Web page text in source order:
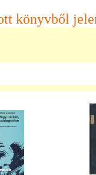
könyvből